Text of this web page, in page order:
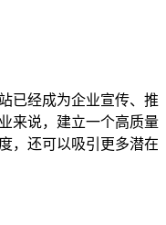
已经成为企业宣传、推
来说，建立一个高质量
，还可以吸引更多潜在